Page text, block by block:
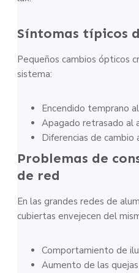
Síntomas típicos
Pequeños cambios ópticos
sistema:
Encendido temprano
Apagado retrasado al
Diferencias de
Problemas de
de red
En las grandes redes de
cubiertas envejecen del
Comportamiento de
Aumento de las quejas